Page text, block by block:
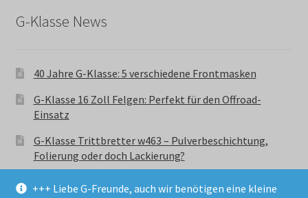
+++ Liebe G-Freunde, auch wir benötigen eine kleine
G-Klasse News
40 Jahre G-Klasse: 5 verschiedene Frontmasken
G-Klasse 16 Zoll Felgen: Perfekt für den Offroad-
Einsatz
G-Klasse Trittbretter w463 – Pulverbeschichtung,
Folierung oder doch Lackierung?